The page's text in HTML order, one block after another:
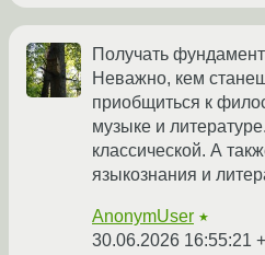
Получать
Неважно, кем
приобщиться к
музыке и
классической. А
языкознания и
AnonymUser ★
30.06.2026 16:55:21